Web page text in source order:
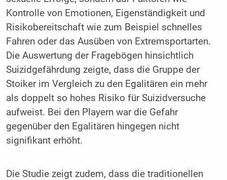
Kontrolle von Emotionen, Eigenständigkeit und
Risikobereitschaft wie zum Beispiel schnelles
Fahren oder das Ausüben von Extremsportarten.
Die Auswertung der Fragebögen hinsichtlich
Suizidgefährdung zeigte, dass die Gruppe der
Stoiker im Vergleich zu den Egalitären ein mehr
als doppelt so hohes Risiko für Suizidversuche
aufweist. Bei den Playern war die Gefahr
gegenüber den Egalitären hingegen nicht
signifikant erhöht.
Die Studie zeigt zudem, dass die traditionellen